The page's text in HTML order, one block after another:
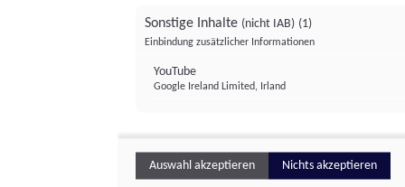
Sonstige Inhalte (nicht IAB) (1)
Einbindung zusätzlicher Informationen
YouTube
Google Ireland Limited, Irland
Auswahl akzeptieren Nichts akzeptieren